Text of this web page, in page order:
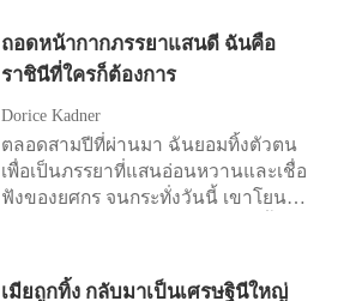
หน้าตาตระกูล แม้แต่แม่แท้ๆ ของฉันก็
ยังร้องไห้กอดขา ขอร้องให้ฉันทนอยู่ใน
สั่งเด็ดขาด บังคับให้เราย้ายกลับไปอยู่
เรือนหอและต้อง 'ผลิตทายาท' ให้ได้
ภายในหนึ่งปี ฉันถูกคนทั้งบ้านรุมเหยียบ
ความอัปยศอะไรมาบ้าง ในเมื่อความ
รักเก่าจะตั้งครรภ์ลูกของลู่เหยี่ยนจือแล้ว
ซ่งชิงอวี่ก็ยังคงขอแต่งงานกับลู่เหยี่
ยนจือ แต่ในวันไปจดทะเบียนเพราะคน
รักเก่ากลับมา ลู่เหยี่ยนจือก็ไม่ปรากฏตัว
ที่ที่ว่าการอำเภอ หลังจากรักลู่เหยี่ยนจื
อมาเจ็ดปี ซ่งชิงอวี่ก็หมดหวังสิ้นเชิง เธอ
ได้บล็อกลู่เหยี่ยนจือแล้วหันหลังออกจาก
เมืองที่ลู่เหยี่ยนจืออยู่ ลู่เหยี่ยนจือไม่ได้
จดทะเบียนสมรสกับชายอื่นที่หน้าที่
ถอดหน้ากากภรรยาแสนดี ฉันคือ
ราชินีที่ใครก็ต้องการ
Dorice Kadner
ตลอดสามปีที่ผ่านมา ฉันยอมทิ้งตัวตน
เพื่อเป็นภรรยาที่แสนอ่อนหวานและเชื่อ
ฟังของยศกร จนกระทั่งวันนี้ เขาโยน
ของเขากลับมาแล้ว เขาคาดหวังให้ฉัน
เมียถูกทิ้ง กลับมาเป็นเศรษฐินีใหญ่